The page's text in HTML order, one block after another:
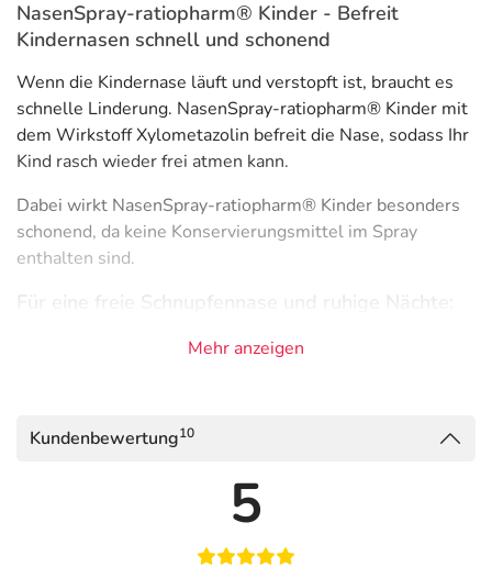
NasenSpray-ratiopharm® Kinder - Befreit
Kindernasen schnell und schonend
Wenn die Kindernase läuft und verstopft ist, braucht es
schnelle Linderung. NasenSpray-ratiopharm® Kinder mit
dem Wirkstoff Xylometazolin befreit die Nase, sodass Ihr
Kind rasch wieder frei atmen kann.
Dabei wirkt NasenSpray-ratiopharm® Kinder besonders
schonend, da keine Konservierungsmittel im Spray
enthalten sind.
Für eine freie Schnupfennase und ruhige Nächte:
fällt das Atmen schwer und Ihr Kind kann kaum ein- und
durchschlafen. Vor allem Ruhe und Erholung sind bei
einer Erkältung mit Schnupfen wichtig, um schnell wieder
gesund zu werden. Sie können Ihr Kind mit NasenSpray-
ratiopharm® Kinder unterstützen.
Mehr anzeigen
Kundenbewertung10
5